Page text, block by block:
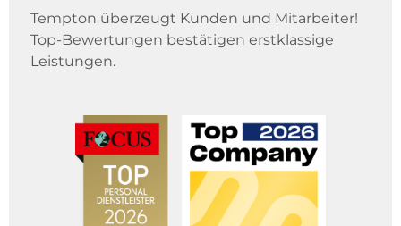
Tempton überzeugt Kunden und Mitarbeiter!
Top-Bewertungen bestätigen erstklassige
Leistungen.